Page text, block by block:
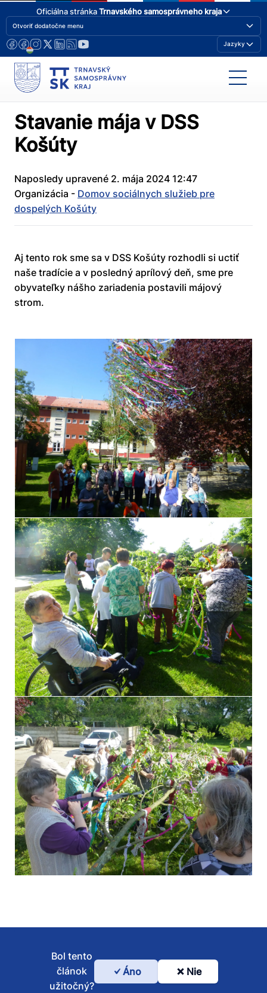
Oficiálna stránkaTrnavského samosprávneho kraja
Otvoriť dodatočne menu
Jazyky
Stavanie mája v DSS
Košúty
Naposledy upravené 2. mája 2024 12:47
Organizácia - Domov sociálnych služieb pre
dospelých Košúty
Aj tento rok sme sa v DSS Košúty rozhodli si uctiť
naše tradície a v posledný aprílový deň, sme pre
obyvateľky nášho zariadenia postavili májový
strom.
Bol
Bol tento
článok
užitočný?
Áno Nie